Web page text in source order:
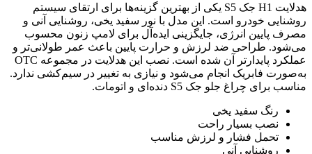
هدلایت H1 جک S5 یکی از بهترین گزینه‌ها برای ارتقای سیستم
روشنایی خودرو است. این مدل با نور سفید یخی، روشنایی آنی و
مصرف پایین انرژی، جایگزینی ایده‌آل برای لامپ زنون محسوب
می‌شود. طراحی ضد لرزش و حرارت پایین باعث عمر طولانی‌تر و
عملکرد پایدارتر آن شده است. نصب این هدلایت در مجموعه OTC
به‌صورت فابریک انجام می‌شود و نیازی به تغییر در سیم‌کشی ندارد.
مناسب برای چراغ جلو جک S5 دنده‌ای و اتومات.
رنگ سفید یخی
نصب بسیار راحت
تحمل فشار و لرزش مناسب
روشنایی آنی